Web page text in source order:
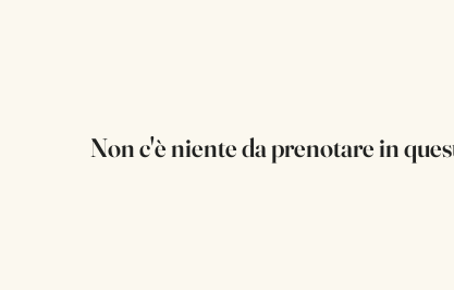
Non c'è niente da prenotare in